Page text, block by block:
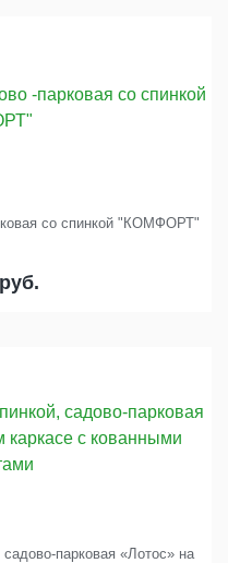
со спинкой "КОМФОРТ"
руб.
парковая «Лотос» на